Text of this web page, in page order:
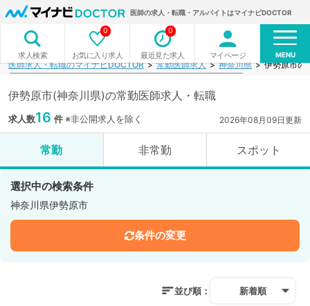
医師の求人・転職・アルバイトはマイナビDOCTOR
求人検索 お気に入り求人
0
最近見た求人
0
マイページ MENU
医師求人・転職のマイナビDOCTOR 常勤医師求人 神奈川県 伊勢原市の
伊勢原市(神奈川県)の常勤医師求人・転職
求人数16 件※非公開求人を除く 2026年08月09日更新
常勤 非常勤 スポット
選択中の検索条件
神奈川県伊勢原市
条件の変更
並び順： 新着順